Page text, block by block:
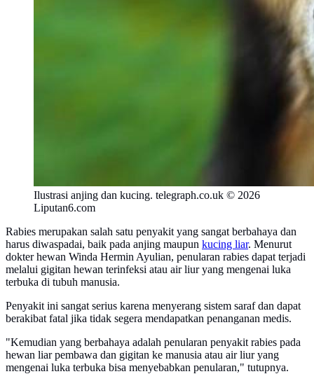
Ilustrasi anjing dan kucing. telegraph.co.uk © 2026
Liputan6.com
Rabies merupakan salah satu penyakit yang sangat berbahaya dan
harus diwaspadai, baik pada anjing maupun kucing liar. Menurut
dokter hewan Winda Hermin Ayulian, penularan rabies dapat terjadi
melalui gigitan hewan terinfeksi atau air liur yang mengenai luka
terbuka di tubuh manusia.
Penyakit ini sangat serius karena menyerang sistem saraf dan dapat
berakibat fatal jika tidak segera mendapatkan penanganan medis.
"Kemudian yang berbahaya adalah penularan penyakit rabies pada
hewan liar pembawa dan gigitan ke manusia atau air liur yang
mengenai luka terbuka bisa menyebabkan penularan," tutupnya.